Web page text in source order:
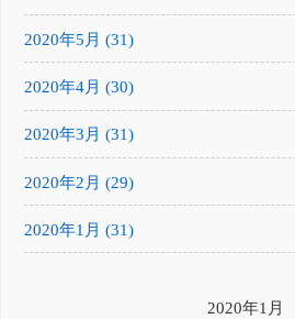
2020年5月 (31)
2020年4月 (30)
2020年3月 (31)
2020年2月 (29)
2020年1月 (31)
2020年1月